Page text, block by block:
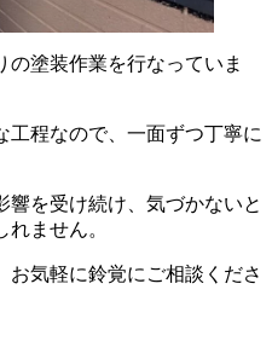
の塗装作業を行なっていま
工程なので、一面ずつ丁寧に
を受け続け、気づかないと
ません。
お気軽に鈴覚にご相談くださ